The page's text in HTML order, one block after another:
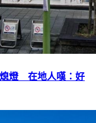
熄燈 在地人嘆：好